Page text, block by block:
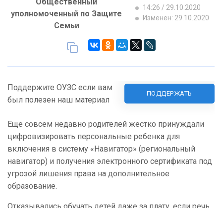
уполномоченный по Защите
Семьи
14:26 / 29.10.2020
Изменен: 29.10.2020
Поддержите ОУЗС если вам
был полезен наш материал
ПОДДЕРЖАТЬ
Еще совсем недавно родителей жестко принуждали
цифровизировать персональные ребенка для
включения в систему «Навигатор» (региональный
навигатор) и получения электронного сертификата под
угрозой лишения права на дополнительное
образование.